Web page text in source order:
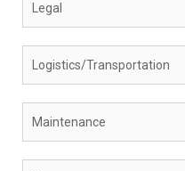
Legal
Logistics/Transportation
Maintenance